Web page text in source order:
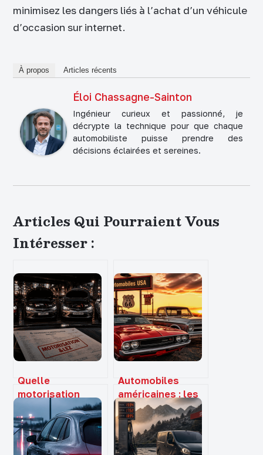
minimisez les dangers liés à l’achat d’un véhicule
d’occasion sur internet.
À propos Articles récents
Éloi Chassagne-Sainton
Ingénieur curieux et passionné, je
décrypte la technique pour que chaque
automobiliste puisse prendre des
décisions éclairées et sereines.
Articles Qui Pourraient Vous
Intéresser :
Quelle
motorisation
choisir
aujourd’hui ?
Entre contraintes
environnementales,
Automobiles
américaines : les
3 piliers de Détroit
et le guide
complet pour
réussir votre